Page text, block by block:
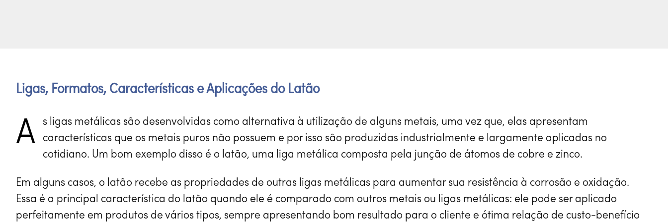
Ligas, Formatos, Características e Aplicações do Latão
A s ligas metálicas são desenvolvidas como alternativa à utilização de alguns metais, uma vez que, elas apresentam
características que os metais puros não possuem e por isso são produzidas industrialmente e largamente aplicadas no
cotidiano. Um bom exemplo disso é o latão, uma liga metálica composta pela junção de átomos de cobre e zinco.
Em alguns casos, o latão recebe as propriedades de outras ligas metálicas para aumentar sua resistência à corrosão e oxidação.
Essa é a principal característica do latão quando ele é comparado com outros metais ou ligas metálicas: ele pode ser aplicado
perfeitamente em produtos de vários tipos, sempre apresentando bom resultado para o cliente e ótima relação de custo-benefício